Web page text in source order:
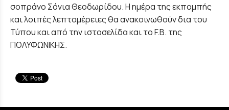
σοπράνο Σόνια Θεοδωρίδου. Η ημέρα της εκπομπής
και λοιπές λεπτομέρειες θα ανακοινωθούν δια του
Τύπου και από την ιστοσελίδα και το F.B. της
ΠΟΛΥΦΩΝΙΚΗΣ.